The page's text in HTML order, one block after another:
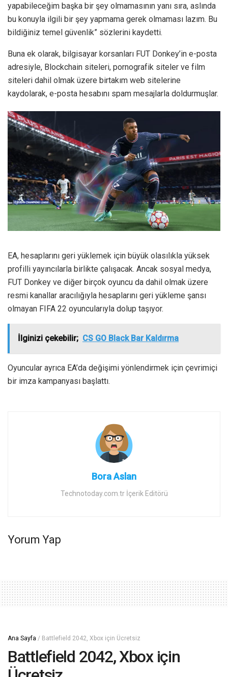
yapabileceğim başka bir şey olmamasının yanı sıra, aslında
bu konuyla ilgili bir şey yapmama gerek olmaması lazım. Bu
bildiğiniz temel güvenlik” sözlerini kaydetti.
Buna ek olarak, bilgisayar korsanları FUT Donkey’in e-posta
adresiyle, Blockchain siteleri, pornografik siteler ve film
siteleri dahil olmak üzere birtakım web sitelerine
kaydolarak, e-posta hesabını spam mesajlarla doldurmuşlar.
EA, hesaplarını geri yüklemek için büyük olasılıkla yüksek
profilli yayıncılarla birlikte çalışacak. Ancak sosyal medya,
FUT Donkey ve diğer birçok oyuncu da dahil olmak üzere
resmi kanallar aracılığıyla hesaplarını geri yükleme şansı
olmayan FIFA 22 oyuncularıyla dolup taşıyor.
İlginizi çekebilir; CS GO Black Bar Kaldırma
Oyuncular ayrıca EA’da değişimi yönlendirmek için çevrimiçi
bir imza kampanyası başlattı.
Bora Aslan
Technotoday.com.tr İçerik Editörü
Yorum Yap
Ana Sayfa / Battlefield 2042, Xbox için Ücretsiz
Battlefield 2042, Xbox için